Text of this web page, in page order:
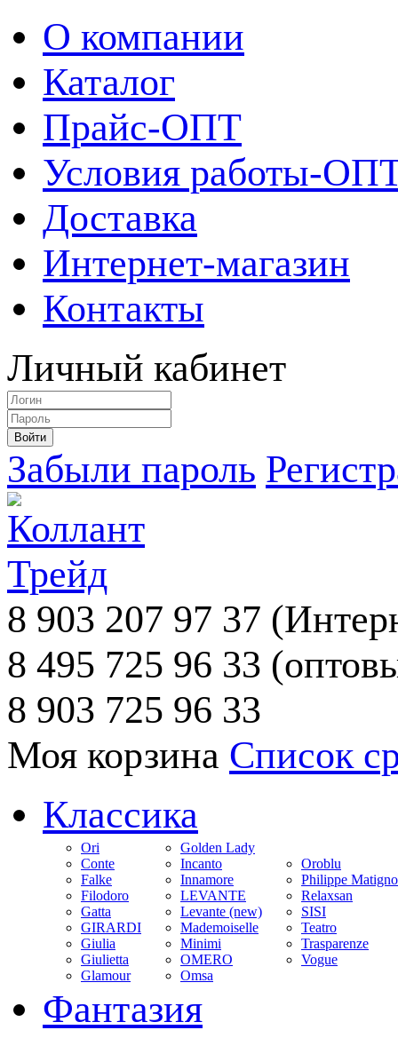
О компании
Каталог
Прайс-ОПТ
Условия работы-
Доставка
Интернет-магазин
Контакты
Личный кабинет
Забыли пароль
8 903 207 97 37
8 495 725 96 33
8 903 725 96 33
Моя корзина Список
Классика
Ori
Conte
Falke
Filodoro
Gatta
GIRARDI
Giulia
Giulietta
Glamour
Golden Lady
Incanto
Innamore
LEVANTE
Levante (new)
Mademoiselle
Minimi
OMERO
Omsa
Oroblu
Philippe
Relaxsan
SISI
Teatro
Trasparenze
Vogue
Фантазия